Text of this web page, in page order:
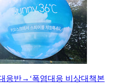
응반→‘폭염대응 비상대책본